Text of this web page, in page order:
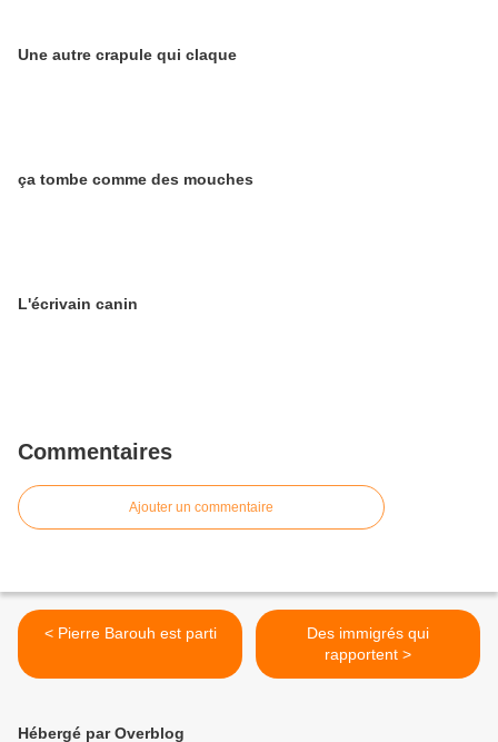
Une autre crapule qui claque
ça tombe comme des mouches
L'écrivain canin
Commentaires
Ajouter un commentaire
< Pierre Barouh est parti
Des immigrés qui
rapportent >
Hébergé par Overblog